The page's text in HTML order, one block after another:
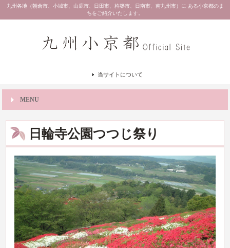
九州各地（朝倉市、小城市、山鹿市、日田市、杵築市、日南市、南九州市）に ある小京都のま
ちをご紹介いたします。
当サイトについて
MENU
日輪寺公園つつじ祭り